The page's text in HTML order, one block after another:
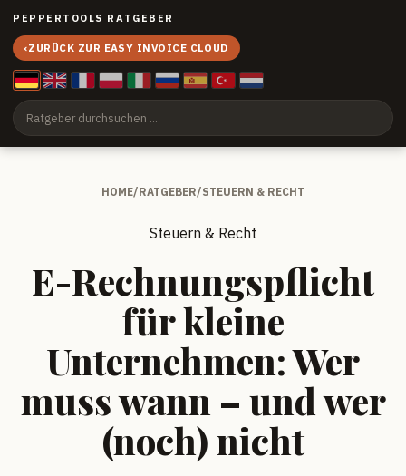
PEPPERTOOLS RATGEBER
‹ZURÜCK ZUR EASY INVOICE CLOUD
HOME/RATGEBER/STEUERN & RECHT
Steuern & Recht
E-Rechnungspflicht
für kleine
Unternehmen: Wer
muss wann – und wer
(noch) nicht